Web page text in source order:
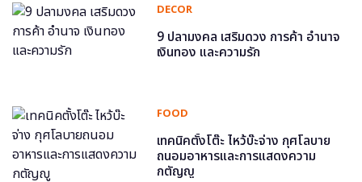
DECOR
9 ปลามงคล เสริมดวง การค้า อำนาจ
เงินทอง และความรัก
FOOD
เทคนิคตั้งโต๊ะ ไหว้บ๊ะจ่าง กุศโลบาย
ถนอมอาหารและการแสดงความ
กตัญญู